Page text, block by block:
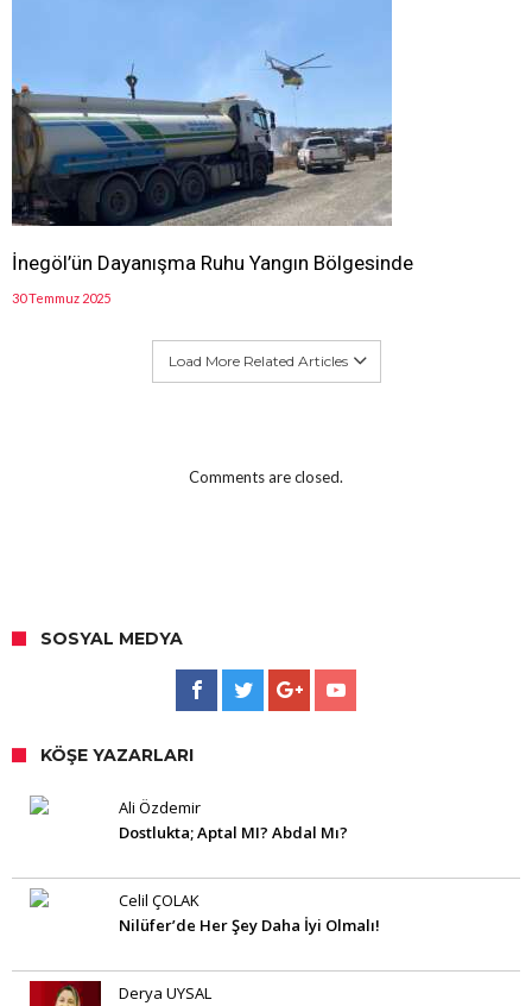
İnegöl’ün Dayanışma Ruhu Yangın Bölgesinde
30 Temmuz 2025
Load More Related Articles
Comments are closed.
SOSYAL MEDYA
KÖŞE YAZARLARI
Ali Özdemir
Dostlukta; Aptal MI? Abdal Mı?
Celil ÇOLAK
Nilüfer’de Her Şey Daha İyi Olmalı!
Derya UYSAL